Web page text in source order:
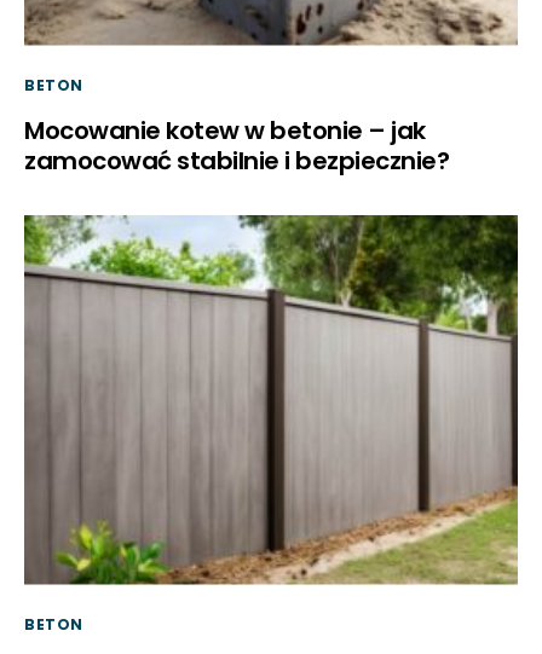
BETON
Mocowanie kotew w betonie – jak
zamocować stabilnie i bezpiecznie?
BETON